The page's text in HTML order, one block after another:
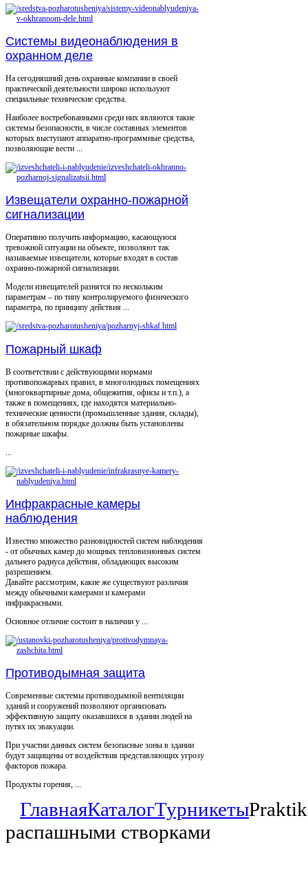
Системы видеонаблюдения в
охранном деле
На сегодняшний день охранные компании в своей
практической деятельности широко используют
специальные технические средства.
Наиболее востребованными среди них являются такие
системы безопасности, в числе составных элементов
которых выступают аппаратно-программные средства,
позволяющие вести ...
Извещатели охранно-пожарной
сигнализации
Оперативно получить информацию, касающуюся
тревожной ситуации на объекте, позволяют так
называемые извещатели, которые входят в состав
охранно-пожарной сигнализации.
Модели извещателей разнятся по нескольким
параметрам – по типу контролируемого физического
параметра, по принципу действия ...
Пожарный шкаф
В соответствии с действующими нормами
противопожарных правил, в многолюдных помещениях
(многоквартирные дома, общежития, офисы и т.п.), а
также в помещениях, где находятся материально-
технические ценности (промышленные здания, склады),
в обязательном порядке должны быть установлены
пожарные шкафы.
...
Инфракрасные камеры
наблюдения
Известно множество разновидностей систем наблюдения
- от обычных камер до мощных тепловизионных систем
дальнего радиуса действия, обладающих высоким
разрешением.
Давайте рассмотрим, какие же существуют различия
между обычными камерами и камерами
инфракрасными.
Основное отличие состоит в наличии у ...
Противодымная защита
Современные системы противодымной вентиляции
зданий и сооружений позволяют организовать
эффективную защиту оказавшихся в здании людей на
путях их эвакуации.
При участии данных систем безопасные зоны в здании
будут защищены от воздействия представляющих угрозу
факторов пожара.
Продукты горения, ...
ГлавнаяКаталогТурникеты
распашными створками